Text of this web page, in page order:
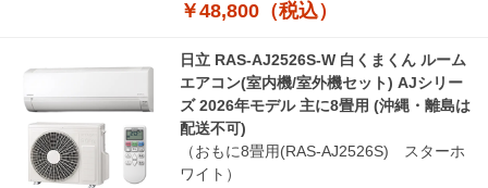
￥48,800（税込）
日立 RAS-AJ2526S-W 白くまくん ルーム
エアコン(室内機/室外機セット) AJシリー
ズ 2026年モデル 主に8畳用 (沖縄・離島は
配送不可)
（おもに8畳用(RAS-AJ2526S) スターホ
ワイト）